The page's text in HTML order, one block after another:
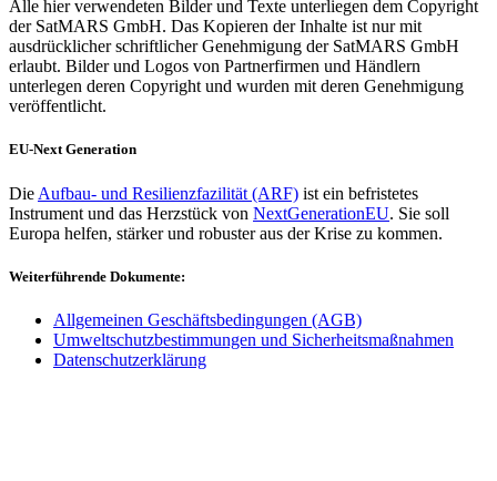
Alle hier verwendeten Bilder und Texte unterliegen dem Copyright
der SatMARS GmbH. Das Kopieren der Inhalte ist nur mit
ausdrücklicher schriftlicher Genehmigung der SatMARS GmbH
erlaubt. Bilder und Logos von Partnerfirmen und Händlern
unterlegen deren Copyright und wurden mit deren Genehmigung
veröffentlicht.
EU-Next Generation
Die Aufbau- und Resilienzfazilität (ARF) ist ein befristetes
Instrument und das Herzstück von NextGenerationEU. Sie soll
Europa helfen, stärker und robuster aus der Krise zu kommen.
Weiterführende Dokumente:
Allgemeinen Geschäftsbedingungen (AGB)
Umweltschutzbestimmungen und Sicherheitsmaßnahmen
Datenschutzerklärung